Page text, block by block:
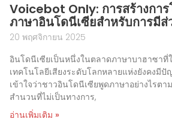
Voicebot Only: การสร้างกา
ภาษาอินโดนีเซียสำหรับการมี
20 พฤศจิกายน 2025
อินโดนีเซียเป็นหนึ่งในตลาดภาษาบาฮาซา
เทคโนโลยีเสียงระดับโลกหลายแห่งยังคงมี
เข้าใจว่าชาวอินโดนีเซียพูดภาษาอย่างไรตา
สำนวนที่ไม่เป็นทางการ,
อ่านเพิ่มเติม »